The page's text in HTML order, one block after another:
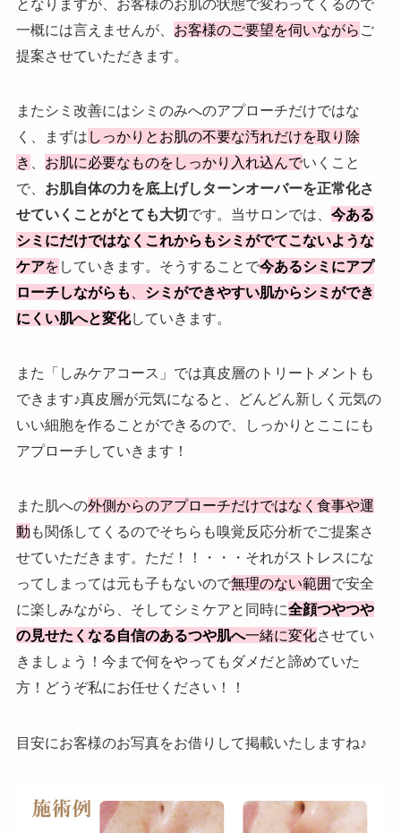
一概には言えませんが、
お客様のご要望を伺いながら ご
提案させていただきます。
またシミ改善にはシミのみへのアプローチだけではな
く、まずは しっかりとお肌の不要な汚れだけを取り除
き
お肌に必要なものをしっかり入れ込んでいくこと
で、 お肌自体の力を底上げしターンオーバーを正常化さ
せていくことがとても大切です。当サロンでは、 今ある
シミにだけではなくこれからもシミがでてこないような
ケアを していきます。そうすることで今あるシミにアプ
ローチしながらも
シミができやすい肌からシミができ
にくい肌へと変化していきます。
また「しみケアコース」では真皮層のトリートメントも
できます♪真皮層が元気になると、どんどん新しく元気の
いい細胞を作ることができるので、しっかりとここにも
アプローチしていきます！
また肌への外側からのアプローチだけではなく食事や運
動 も関係してくるのでそちらも嗅覚反応分析でご提案さ
せていただきます。ただ！！・・・それがストレスにな
ってしまっては元も子もないので無理のない範囲 で安全
に楽しみながら、そしてシミケアと同時に全顔つやつや
の見せたくなる自信のあるつや肌へ一緒に変化させてい
きましょう！今まで何をやってもダメだと諦めていた
方！どうぞ私にお任せください！！
目安にお客様のお写真をお借りして掲載いたしますね♪